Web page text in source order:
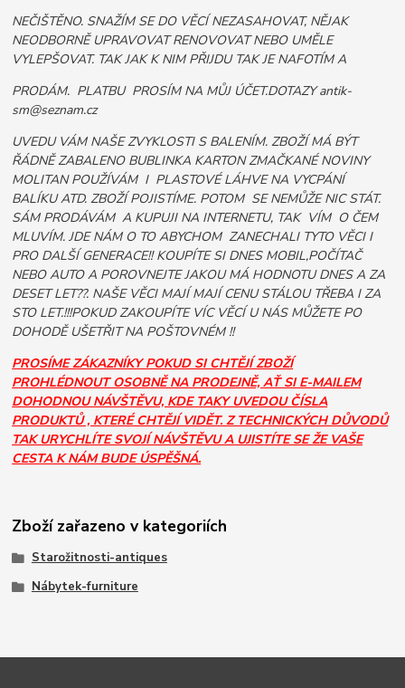
NEČIŠTĚNO. SNAŽÍM SE DO VĚCÍ NEZASAHOVAT, NĚJAK
NEODBORNĚ UPRAVOVAT RENOVOVAT NEBO UMĚLE
VYLEPŠOVAT. TAK JAK K NIM PŘIJDU TAK JE NAFOTÍM A
PRODÁM. PLATBU PROSÍM NA MŮJ ÚČET.DOTAZY antik-
sm@seznam.cz
UVEDU VÁM NAŠE ZVYKLOSTI S BALENÍM. ZBOŽÍ MÁ BÝT
ŘÁDNĚ ZABALENO BUBLINKA KARTON ZMAČKANÉ NOVINY
MOLITAN POUŽÍVÁM I PLASTOVÉ LÁHVE NA VYCPÁNÍ
BALÍKU ATD. ZBOŽÍ POJISTÍME. POTOM SE NEMŮŽE NIC STÁT.
SÁM PRODÁVÁM A KUPUJI NA INTERNETU, TAK VÍM O ČEM
MLUVÍM. JDE NÁM O TO ABYCHOM ZANECHALI TYTO VĚCI I
PRO DALŠÍ GENERACE!! KOUPÍTE SI DNES MOBIL,POČÍTAČ
NEBO AUTO A POROVNEJTE JAKOU MÁ HODNOTU DNES A ZA
DESET LET??. NAŠE VĚCI MAJÍ MAJÍ CENU STÁLOU TŘEBA I ZA
STO LET.!!!POKUD ZAKOUPÍTE VÍC VĚCÍ U NÁS MŮŽETE PO
DOHODĚ UŠETŘIT NA POŠTOVNÉM !!
PROSÍME ZÁKAZNÍKY POKUD SI CHTĚJÍ ZBOŽÍ
PROHLÉDNOUT OSOBNĚ NA PRODEJNĚ, AŤ SI E-MAILEM
DOHODNOU NÁVŠTĚVU, KDE TAKY UVEDOU ČÍSLA
PRODUKTŮ , KTERÉ CHTĚJÍ VIDĚT. Z TECHNICKÝCH DŮVODŮ
TAK URYCHLÍTE SVOJÍ NÁVŠTĚVU A UJISTÍTE SE ŽE VAŠE
CESTA K NÁM BUDE ÚSPĚŠNÁ.
Zboží zařazeno v kategoriích
Starožitnosti-antiques
Nábytek-furniture